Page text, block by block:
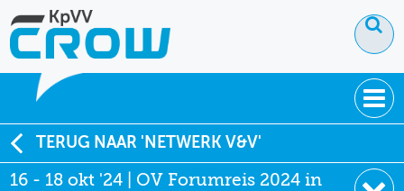
OVER KPVV
NIEUWS
TERUG NAAR 'NETWERK V&V'
16 - 18 okt '24 | OV Forumreis 2024 in